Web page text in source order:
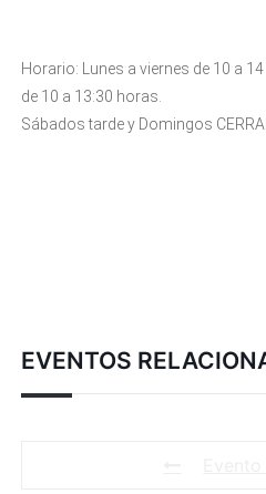
Horario: Lunes a viernes de 10 a
de 10 a 13:30 horas.
Sábados tarde y Domingos
EVENTOS